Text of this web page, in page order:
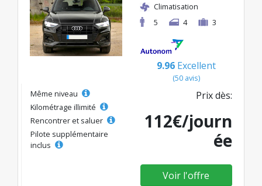
Climatisation
5
4 3
9.96 Excellent
(50 avis)
Même niveau
Kilométrage illimité
Rencontrer et saluer
Pilote supplémentaire
inclus
Prix dès:
112€/journ
ée
Voir l'offre